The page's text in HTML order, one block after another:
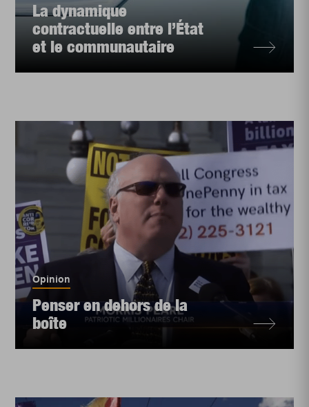
La dynamique
contractuelle entre l’État
et le communautaire
Opinion
Penser en dehors de la
boîte